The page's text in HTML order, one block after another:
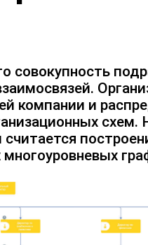
совокупность
компании и